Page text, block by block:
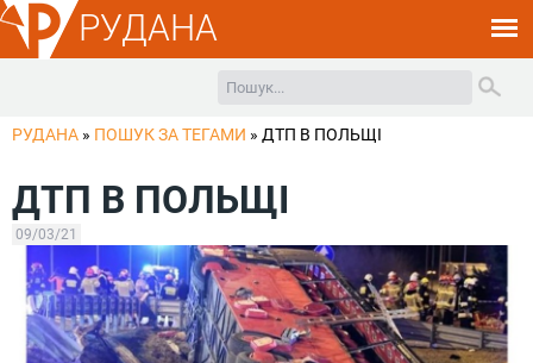
РУДАНА
РУДАНА » ПОШУК ЗА ТЕГАМИ » ДТП В ПОЛЬЩІ
ДТП В ПОЛЬЩІ
09/03/21